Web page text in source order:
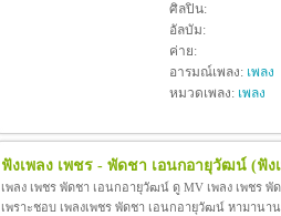
ศิลปิน:
อัลบัม:
ค่าย:
อารมณ์เพลง: เพลง
หมวดเพลง: เพลง
ฟังเพลง เพชร - พัดชา เอนกอายุวัฒน์ (ฟัง
เพลง เพชร พัดชา เอนกอายุวัฒน์ ดู MV เพลง เพชร
เพราะชอบ เพลงเพชร พัดชา เอนกอายุวัฒน์ หามานา